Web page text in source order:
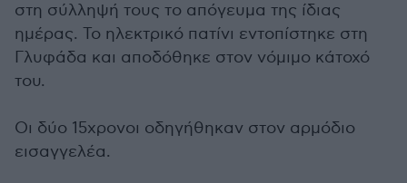
στη σύλληψή τους το απόγευμα της ίδιας
ημέρας. Το ηλεκτρικό πατίνι εντοπίστηκε στη
Γλυφάδα και αποδόθηκε στον νόμιμο κάτοχό
του.
Οι δύο 15χρονοι οδηγήθηκαν στον αρμόδιο
εισαγγελέα.